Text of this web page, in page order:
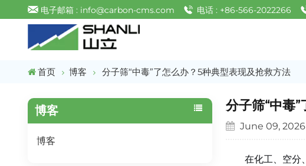
电子邮箱 : info@carbon-cms.com 电话 : +86-566-2022266
首页 博客 分子筛“中毒”了怎么办？5种典型表现及抢救方法
博客
博客
分子筛“中毒
June 09, 2026
在化工、空分